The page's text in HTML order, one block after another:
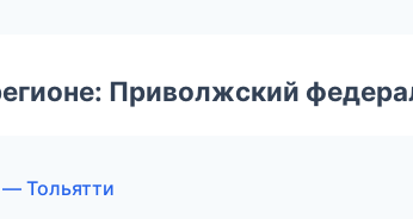
Приволжский
Тольятти